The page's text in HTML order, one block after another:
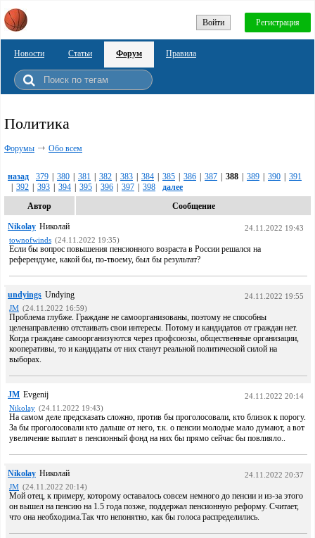
Войти Регистрация
Новости Статьи Форум Правила
Политика
Форумы Обо всем
назад 379 380 381 382 383 384 385 386 387 388 389 390
391
392 393 394 395 396 397 398
далее
Автор
Сообщение
Nikolay Николай
24.11.2022 19:43
townofwinds (24.11.2022 19:35)
Если бы вопрос повышения пенсионного возраста в России решался на
референдуме, какой бы, по-твоему, был бы результат?
undyings Undying
24.11.2022 19:55
JM (24.11.2022 16:59)
Проблема глубже. Граждане не самоорганизованы, поэтому не способны
целенаправленно отстаивать свои интересы. Потому и кандидатов от граждан нет.
Когда граждане самоорганизуются через профсоюзы, общественные организации,
кооперативы, то и кандидаты от них станут реальной политической силой на
выборах.
JM Evgenij
24.11.2022 20:14
Nikolay (24.11.2022 19:43)
На самом деле предсказать сложно, против бы проголосовали, кто близок к порогу.
За бы проголосовали кто дальше от него, т.к. о пенсии молодые мало думают, а вот
увеличение выплат в пенсионный фонд на них бы прямо сейчас бы повлияло..
Nikolay Николай
24.11.2022 20:37
JM (24.11.2022 20:14)
Мой отец, к примеру, которому оставалось совсем немного до пенсии и из-за этого
он вышел на пенсию на 1.5 года позже, поддержал пенсионную реформу. Считает,
что она необходима.Так что непонятно, как бы голоса распределились.